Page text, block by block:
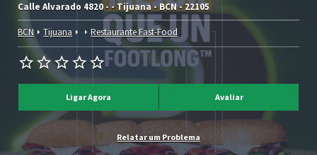
Calle Alvarado 4820 - - Tijuana - BCN - 22105
BCN Tijuana Restaurante Fast-Food
Ligar Agora Avaliar
Relatar um Problema